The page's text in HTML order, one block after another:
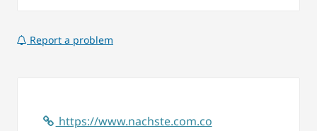
Report a problem
https://www.nachste.com.co